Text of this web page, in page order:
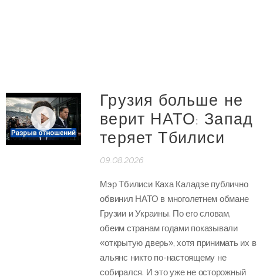
Грузия больше не
верит НАТО: Запад
теряет Тбилиси
09.08.2026
Мэр Тбилиси Каха Каладзе публично
обвинил НАТО в многолетнем обмане
Грузии и Украины. По его словам,
обеим странам годами показывали
«открытую дверь», хотя принимать их в
альянс никто по-настоящему не
собирался. И это уже не осторожный